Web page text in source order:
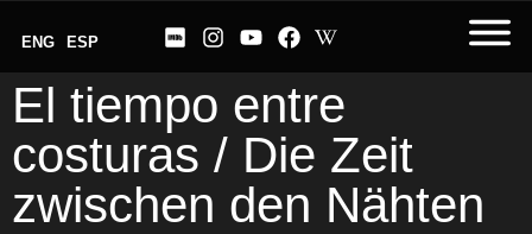
ENG ESP
El tiempo entre
costuras / Die Zeit
zwischen den Nähten